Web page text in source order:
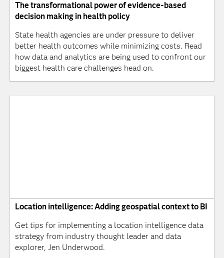
The transformational power of evidence-based
decision making in health policy
State health agencies are under pressure to deliver
better health outcomes while minimizing costs. Read
how data and analytics are being used to confront our
biggest health care challenges head on.
Location intelligence: Adding geospatial context to BI
Get tips for implementing a location intelligence data
strategy from industry thought leader and data
explorer, Jen Underwood.